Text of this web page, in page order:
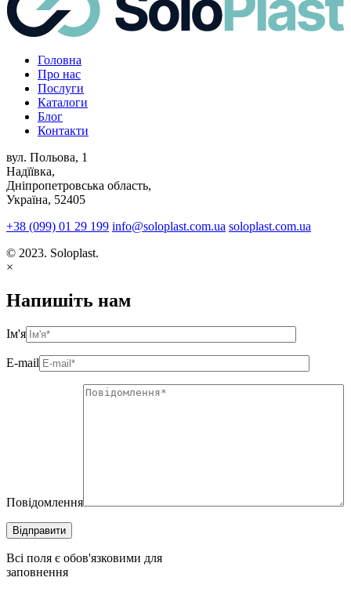
Головна
Про нас
Послуги
Каталоги
Блог
Контакти
вул. Польова, 1
Надїївка,
Дніпропетровська область,
Україна, 52405
+38 (099) 01 29 199 info@soloplast.com.ua soloplast.com.ua
© 2023. Soloplast.
×
Напишіть нам
Ім'я
E-mail
Повідомлення
Всі поля є обов'язковими для
заповнення